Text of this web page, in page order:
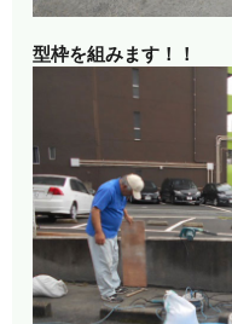
型枠を組みます！！